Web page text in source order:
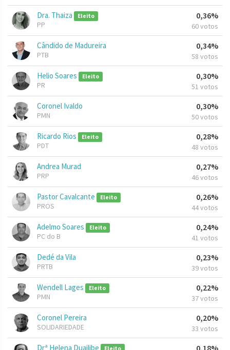
Dra. Thaiza Eleito
PP
0,36%
60 votos
Cândido de Madureira
PTB
0,34%
58 votos
Helio Soares Eleito
PR
0,30%
51 votos
Coronel Ivaldo
PMN
0,30%
50 votos
Ricardo Rios Eleito
PDT
0,28%
48 votos
Andrea Murad
PRP
0,27%
46 votos
Pastor Cavalcante Eleito
PROS
0,26%
44 votos
Adelmo Soares Eleito
PC do B
0,24%
41 votos
Dedé da Vila
PRTB
0,23%
39 votos
Wendell Lages Eleito
PMN
0,22%
37 votos
Coronel Pereira
SOLIDARIEDADE
0,20%
33 votos
Drª Helena Duailibe Eleito